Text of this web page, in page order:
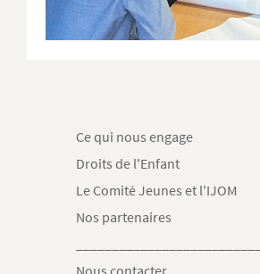
Ce qui nous engage
Droits de l'Enfant
Le Comité Jeunes et l'IJOM
Nos partenaires
Nous contacter